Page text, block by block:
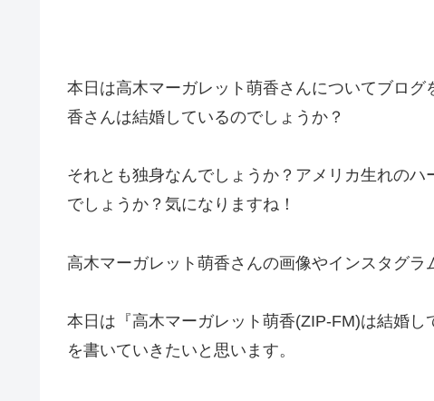
本日は高木マーガレット萌香さんについてブロ
香さんは結婚しているのでしょうか？
それとも独身なんでしょうか？アメリカ生れの
でしょうか？気になりますね！
高木マーガレット萌香さんの画像やインスタグラ
本日は『高木マーガレット萌香(ZIP-FM)は結婚
を書いていきたいと思います。